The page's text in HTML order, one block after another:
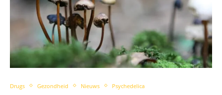
Drugs Gezondheid Nieuws Psychedelica